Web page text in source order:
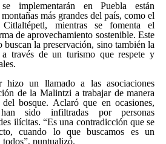
implementarán en Puebla están
más grandes del país, como el
mientras se fomenta el
de aprovechamiento sostenible. Este
la preservación, sino también la
a través de un turismo que respete y
hizo un llamado a las asociaciones
de la Malintzi a trabajar de manera
bosque. Aclaró que en ocasiones,
han sido infiltradas por personas
ilícitas. “Es una contradicción que se
cuando lo que buscamos es un
puntualizó.